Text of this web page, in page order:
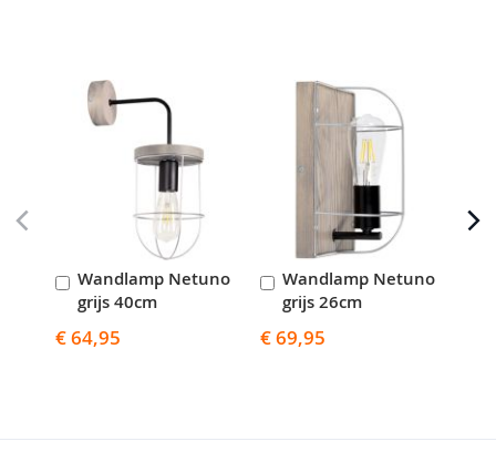
Wandlamp Netuno
grijs 40cm
€ 64,95
In
Winkelwagen
Wandlamp Netuno
grijs 26cm
€ 69,95
In
Winkelwagen